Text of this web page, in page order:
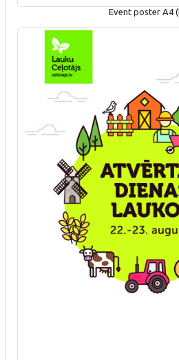
Event poster A4